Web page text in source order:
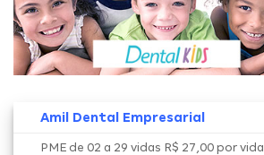
Amil Dental Empresarial
PME de 02 a 29 vidas R$ 27,00 por vida